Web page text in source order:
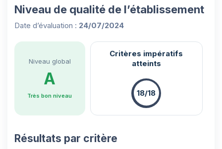
Niveau de qualité de l’établissement
Date d’évaluation : 24/07/2024
Niveau global
A
Très bon niveau
Critères impératifs
atteints
18/18
Résultats par critère